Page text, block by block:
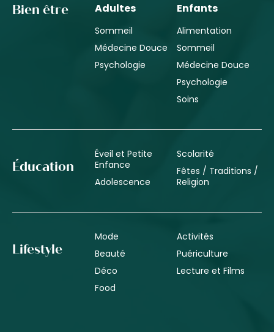
Bien être Adultes
Sommeil
Médecine Douce
Psychologie
Enfants
Alimentation
Sommeil
Médecine Douce
Psychologie
Soins
Éducation
Éveil et Petite
Enfance
Adolescence
Scolarité
Fêtes / Traditions /
Religion
Lifestyle
Mode
Beauté
Déco
Food
Activités
Puériculture
Lecture et Films